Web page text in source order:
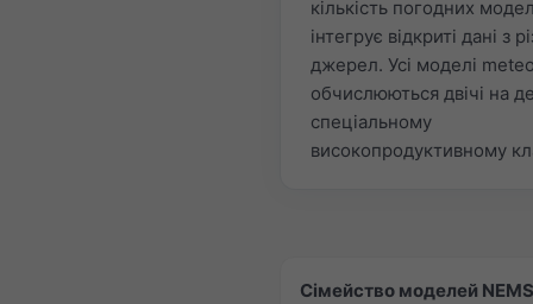
кількість погодних
інтегрує відкриті дані з
джерел. Усі моделі
обчислюються двічі на
спеціальному
високопродуктивному
Сімейство моделей